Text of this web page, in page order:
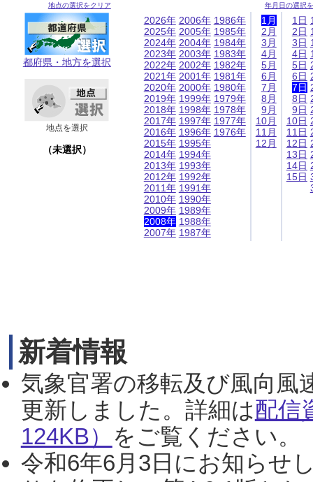
地点の選択をクリア
都府県・地方を選択
地点を選択
（未選択）
年月日の選択
2026年
2025年
2024年
2023年
2022年
2021年
2020年
2019年
2018年
2017年
2016年
2015年
2014年
2013年
2012年
2011年
2010年
2009年
2008年
2007年
2006年
2005年
2004年
2003年
2002年
2001年
2000年
1999年
1998年
1997年
1996年
1995年
1994年
1993年
1992年
1991年
1990年
1989年
1988年
1987年
1986年
1985年
1984年
1983年
1982年
1981年
1980年
1979年
1978年
1977年
1976年
1月
2月
3月
4月
5月
6月
7月
8月
9月
10月
11月
12月
1日
2日
3日
4日
5日
6日
7日
8日
9日
10日
11日
12日
13日
14日
15日
新着情報
気象官署の移転及び風向風
更新しました。詳細は配信
124KB） をご覧ください。
令和6年6月3日にお知らせ